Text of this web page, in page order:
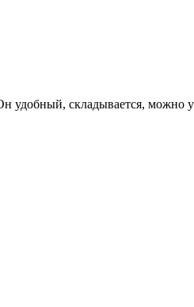
складывается, можно